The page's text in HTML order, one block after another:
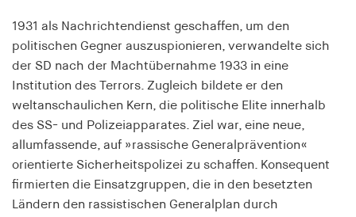
1931 als Nachrichtendienst geschaffen, um den
politischen Gegner auszuspionieren, verwandelte sich
der SD nach der Machtübernahme 1933 in eine
Institution des Terrors. Zugleich bildete er den
weltanschaulichen Kern, die politische Elite innerhalb
des SS- und Polizeiapparates. Ziel war, eine neue,
allumfassende, auf »rassische Generalprävention«
orientierte Sicherheitspolizei zu schaffen. Konsequent
firmierten die Einsatzgruppen, die in den besetzten
Ländern den rassistischen Generalplan durch
fe_typo_user
fe_typo_user
Anbieter:
hamburger-edition.de
Cookie Laufzeit:
Sitzung